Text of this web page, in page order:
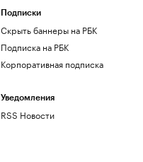
Подписки
Скрыть баннеры на РБК
Подписка на РБК
Корпоративная подписка
Уведомления
RSS Новости